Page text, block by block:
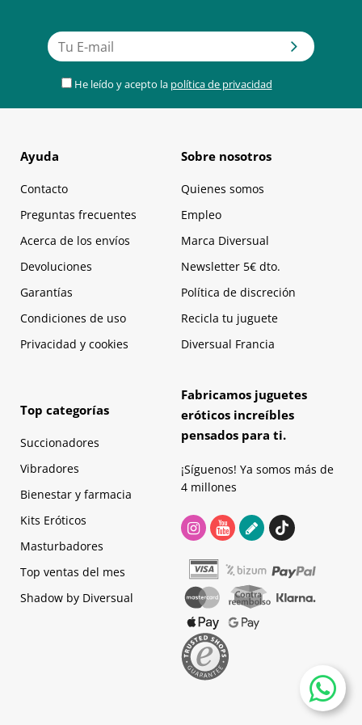
He leído y acepto la política de privacidad
Ayuda
Contacto
Preguntas frecuentes
Acerca de los envíos
Devoluciones
Garantías
Condiciones de uso
Privacidad y cookies
Sobre nosotros
Quienes somos
Empleo
Marca Diversual
Newsletter 5€ dto.
Política de discreción
Recicla tu juguete
Diversual Francia
Top categorías
Succionadores
Vibradores
Bienestar y farmacia
Kits Eróticos
Masturbadores
Top ventas del mes
Shadow by Diversual
Fabricamos juguetes
eróticos increíbles
pensados para ti.
¡Síguenos! Ya somos más de
4 millones